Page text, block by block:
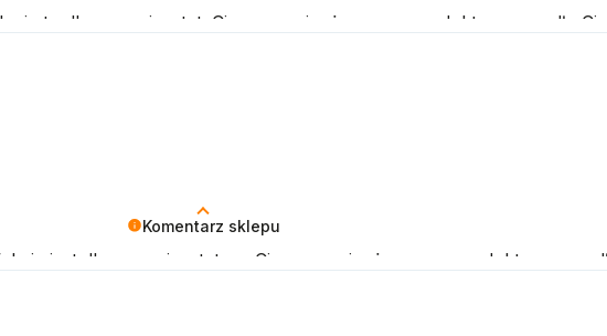
to dla nas priorytet. Cieszymy się, że nasze produkty przypadły Ci
Komentarz sklepu
jest dla nas priorytetem. Cieszymy się, że nasze produkty